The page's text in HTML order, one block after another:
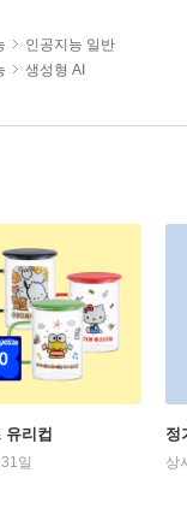
인공지능 일반
생성형 AI
리컵
일
정
상